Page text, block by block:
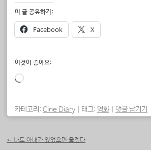
이 글 공유하기:
Facebook X
이것이 좋아요:
로
중...
카테고리: Cine Diary 태그: 영화 댓글 남기기
← 나도 아내가 있었으면 좋겠다